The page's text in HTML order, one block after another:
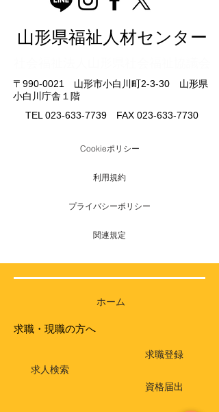
山形県福祉人材センター
〒990-0021 山形市小白川町2-3-30 山形県
小白川庁舎１階
TEL 023-633-7739 FAX 023-633-7730
Cookieポリシー
利用規約
プライバシーポリシー
関連規定
ホーム
求職・現職の方へ
求人検索
求職登録
資格届出